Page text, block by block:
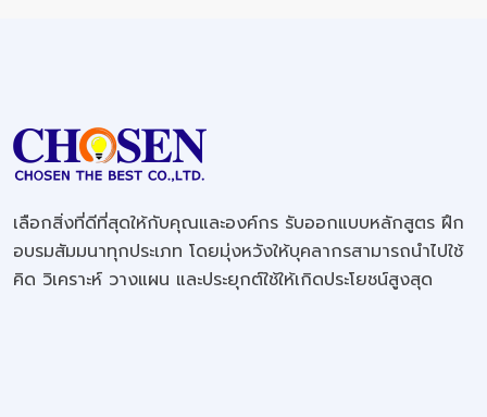
เลือกสิ่งที่ดีที่สุดให้กับคุณและองค์กร รับออกแบบหลักสูตร ฝึก
อบรมสัมมนาทุกประเภท โดยมุ่งหวังให้บุคลากรสามารถนำไปใช้
คิด วิเคราะห์ วางแผน และประยุกต์ใช้ให้เกิดประโยชน์สูงสุด